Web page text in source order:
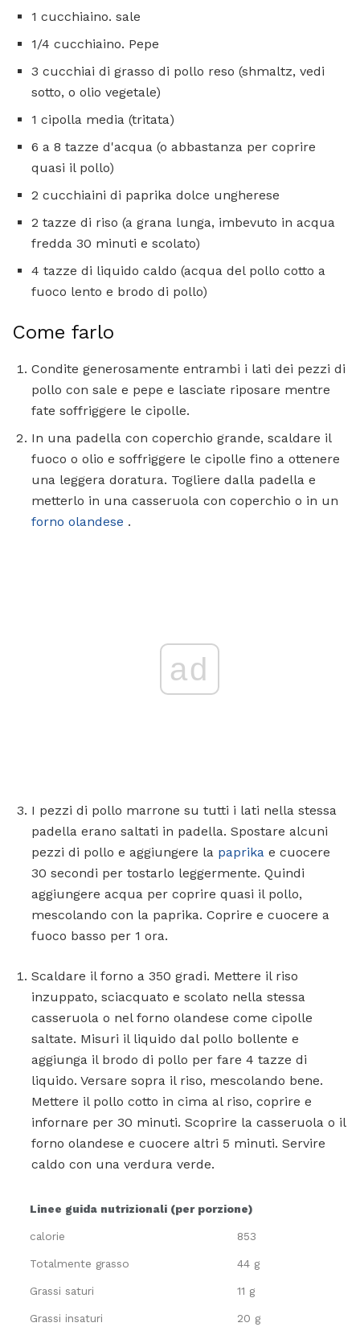
1 cucchiaino. sale
1/4 cucchiaino. Pepe
3 cucchiai di grasso di pollo reso (shmaltz, vedi
sotto, o olio vegetale)
1 cipolla media (tritata)
6 a 8 tazze d'acqua (o abbastanza per coprire
quasi il pollo)
2 cucchiaini di paprika dolce ungherese
2 tazze di riso (a grana lunga, imbevuto in acqua
fredda 30 minuti e scolato)
4 tazze di liquido caldo (acqua del pollo cotto a
fuoco lento e brodo di pollo)
Come farlo
Condite generosamente entrambi i lati dei pezzi di
pollo con sale e pepe e lasciate riposare mentre
fate soffriggere le cipolle.
In una padella con coperchio grande, scaldare il
fuoco o olio e soffriggere le cipolle fino a ottenere
una leggera doratura. Togliere dalla padella e
metterlo in una casseruola con coperchio o in un
forno olandese .
ad
I pezzi di pollo marrone su tutti i lati nella stessa
padella erano saltati in padella. Spostare alcuni
pezzi di pollo e aggiungere la paprika e cuocere
30 secondi per tostarlo leggermente. Quindi
aggiungere acqua per coprire quasi il pollo,
mescolando con la paprika. Coprire e cuocere a
fuoco basso per 1 ora.
Scaldare il forno a 350 gradi. Mettere il riso
inzuppato, sciacquato e scolato nella stessa
casseruola o nel forno olandese come cipolle
saltate. Misuri il liquido dal pollo bollente e
aggiunga il brodo di pollo per fare 4 tazze di
liquido. Versare sopra il riso, mescolando bene.
Mettere il pollo cotto in cima al riso, coprire e
infornare per 30 minuti. Scoprire la casseruola o il
forno olandese e cuocere altri 5 minuti. Servire
caldo con una verdura verde.
Linee guida nutrizionali (per porzione)
calorie 853
Totalmente grasso 44 g
Grassi saturi 11 g
Grassi insaturi 20 g